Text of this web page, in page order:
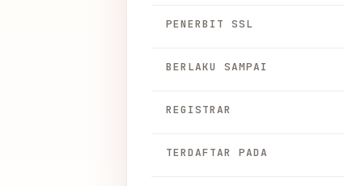
PENERBIT SSL
BERLAKU SAMPAI
REGISTRAR
TERDAFTAR PADA